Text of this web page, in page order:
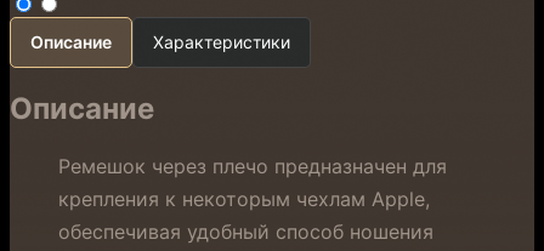
Описание Характеристики
Описание
Ремешок через плечо предназначен для
крепления к некоторым чехлам Apple,
обеспечивая удобный способ ношения